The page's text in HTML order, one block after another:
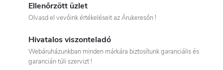
Ellenőrzött üzlet
Olvasd el vevőink értékeléseit az Árukeresőn !
Hivatalos viszonteladó
Webáruházunkban minden márkára biztosítunk garanciális és
garancián túli szervizt !